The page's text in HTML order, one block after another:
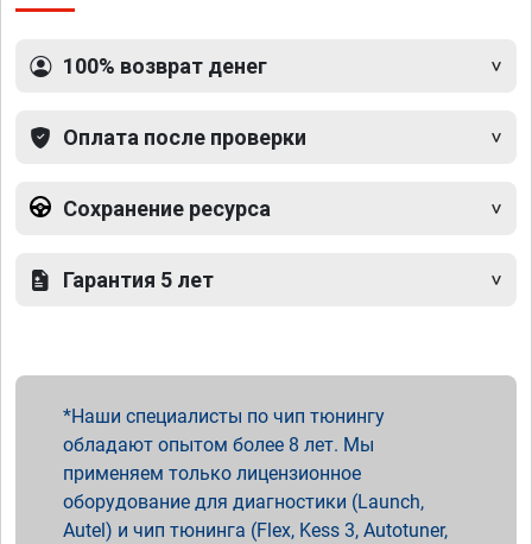
100% возврат денег
Оплата после проверки
Сохранение ресурса
Гарантия 5 лет
Наши специалисты по чип тюнингу
обладают опытом более 8 лет. Мы
применяем только лицензионное
оборудование для диагностики (Launch,
Autel) и чип тюнинга (Flex, Kess 3, Autotuner,